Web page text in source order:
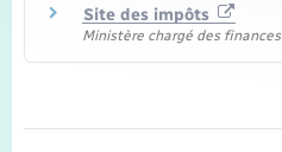
Site des impôts
Ministère chargé des finances